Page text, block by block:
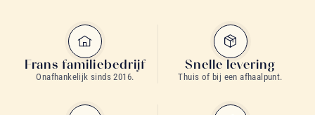
Frans familiebedrijf
Onafhankelijk sinds 2016.
Snelle levering
Thuis of bij een afhaalpunt.